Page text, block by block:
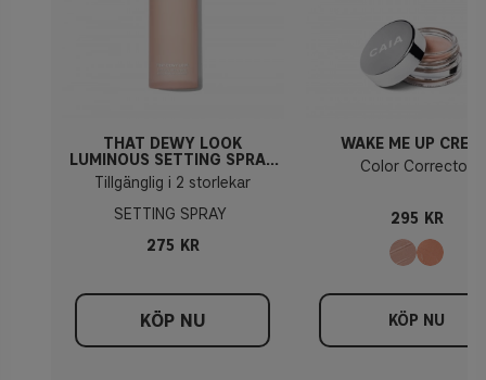
THAT DEWY LOOK
LUMINOUS SETTING SPRAY
100ml
Tillgänglig i 2 storlekar
SETTING SPRAY
275 KR
KÖP NU
WAKE ME UP
Color Corrector
295 KR
KÖP NU